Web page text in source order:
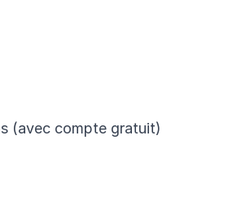
(avec compte gratuit)